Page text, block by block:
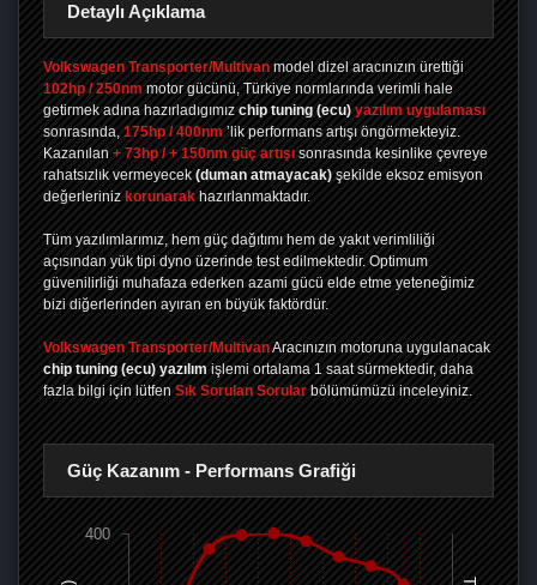
Detaylı Açıklama
Volkswagen Transporter/Multivan model dizel aracınızın ürettiği
102hp / 250nm motor gücünü, Türkiye normlarında verimli hale
getirmek adına hazırladıgımız chip tuning (ecu) yazılım uygulaması
sonrasında, 175hp / 400nm ’lik performans artışı öngörmekteyiz.
Kazanılan + 73hp / + 150nm güç artışı sonrasında kesinlike çevreye
rahatsızlık vermeyecek (duman atmayacak) şekilde eksoz emisyon
değerleriniz korunarak hazırlanmaktadır.
Tüm yazılımlarımız, hem güç dağıtımı hem de yakıt verimliliği
açısından yük tipi dyno üzerinde test edilmektedir. Optimum
güvenilirliği muhafaza ederken azami gücü elde etme yeteneğimiz
bizi diğerlerinden ayıran en büyük faktördür.
Volkswagen Transporter/MultivanAracınızın motoruna uygulanacak
chip tuning (ecu) yazılım işlemi ortalama 1 saat sürmektedir, daha
fazla bilgi için lütfen Sık Sorulan Sorular bölümümüzü inceleyiniz.
Güç Kazanım - Performans Grafiği
400